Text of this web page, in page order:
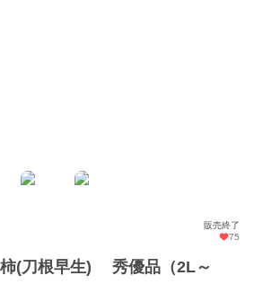
販売終了
75
(刀根早生) 秀優品（2L～